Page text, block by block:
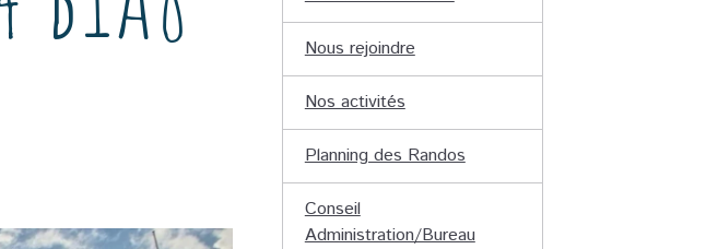
Nous rejoindre
Nos activités
Planning des Randos
Conseil
Administration/Bureau